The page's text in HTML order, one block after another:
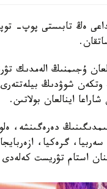
ۇجىمنىڭ الەمدىك
اينالعان بولاتىن.
دەرەگىنشە،
سەربيا، گرەكيا،